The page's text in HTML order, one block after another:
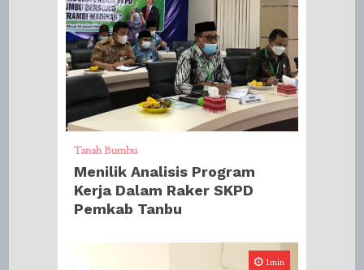
Tanah Bumbu
Menilik Analisis Program
Kerja Dalam Raker SKPD
Pemkab Tanbu
1min